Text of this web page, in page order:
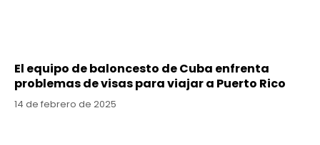
El equipo de baloncesto de Cuba enfrenta
problemas de visas para viajar a Puerto Rico
14 de febrero de 2025